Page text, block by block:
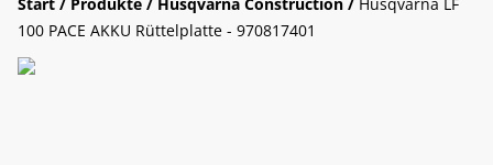
100 PACE AKKU Rüttelplatte - 970817401